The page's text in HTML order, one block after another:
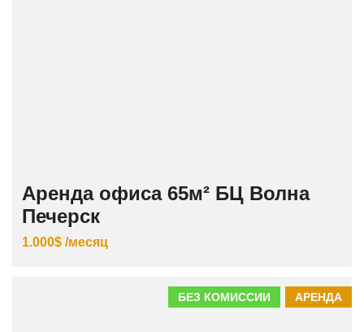
Аренда офиса 65м² БЦ Волна
Печерск
1.000$ /месяц
АРЕНДА
БЕЗ КОМИССИИ